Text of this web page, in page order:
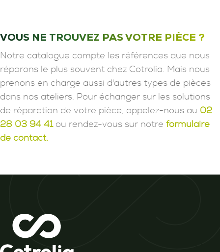
VOUS NE TROUVEZ PAS VOTRE PIÈCE ?
Notre catalogue compte les références que nous
réparons le plus souvent chez Cotrolia. Mais nous
prenons en charge aussi d'autres types de pièces
dans nos ateliers. Pour échanger sur les solutions
de réparation de votre pièce, appelez-nous au 02
28 03 94 41ou rendez-vous sur notre formulaire
de contact.